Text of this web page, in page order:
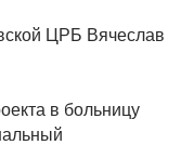
ЦРБ Вячеслав
в больницу